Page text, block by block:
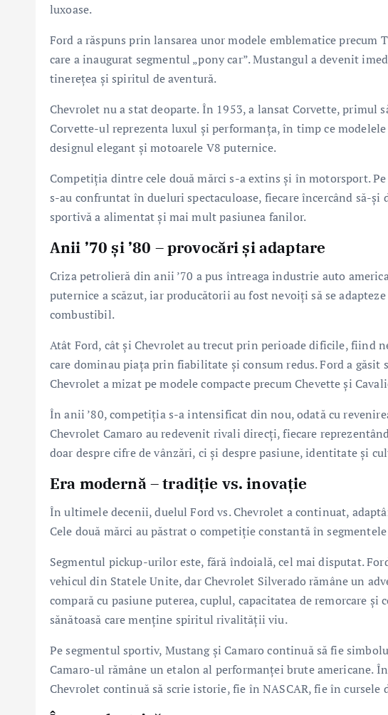
luxoase.
Ford a răspuns prin lansarea unor modele emblematice
care a inaugurat segmentul „pony car”. Mustangul a devenit
tinerețea și spiritul de aventură.
Chevrolet nu a stat deoparte. În 1953, a lansat Corvette, primul
Corvette-ul reprezenta luxul și performanța, în timp ce
designul elegant și motoarele V8 puternice.
Competiția dintre cele două mărci s-a extins și în motorsport.
s-au confruntat în dueluri spectaculoase, fiecare încercând să-
sportivă a alimentat și mai mult pasiunea fanilor.
Anii ’70 și ’80 – provocări și adaptare
Criza petrolieră din anii ’70 a pus întreaga industrie auto
puternice a scăzut, iar producătorii au fost nevoiți să se
combustibil.
Atât Ford, cât și Chevrolet au trecut prin perioade dificile, fiind
care dominau piața prin fiabilitate și consum redus. Ford a găsit
Chevrolet a mizat pe modele compacte precum Chevette și
În anii ’80, competiția s-a intensificat din nou, odată cu
Chevrolet Camaro au redevenit rivali direcți, fiecare
doar despre cifre de vânzări, ci și despre pasiune, identitate și
Era modernă – tradiție vs. inovație
În ultimele decenii, duelul Ford vs. Chevrolet a continuat,
Cele două mărci au păstrat o competiție constantă în
Segmentul pickup-urilor este, fără îndoială, cel mai disputat.
vehicul din Statele Unite, dar Chevrolet Silverado rămâne un
compară cu pasiune puterea, cuplul, capacitatea de remorcare
sănătoasă care menține spiritul rivalității viu.
Pe segmentul sportiv, Mustang și Camaro continuă să fie
Camaro-ul rămâne un etalon al performanței brute americane.
Chevrolet continuă să scrie istorie, fie în NASCAR, fie în cursele